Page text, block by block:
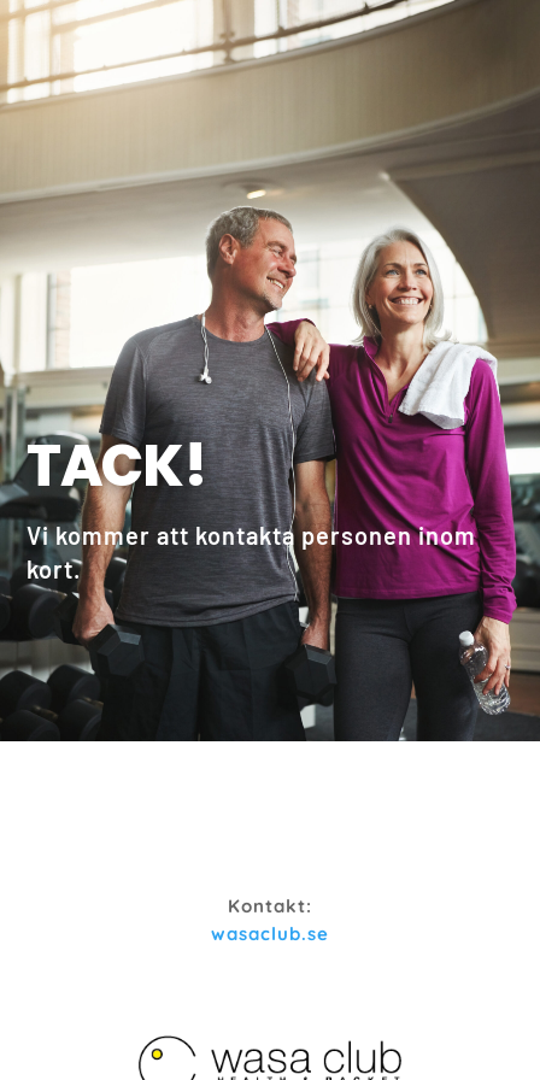
TACK!
Vi kommer att kontakta personen inom
kort.
Kontakt:
wasaclub.se